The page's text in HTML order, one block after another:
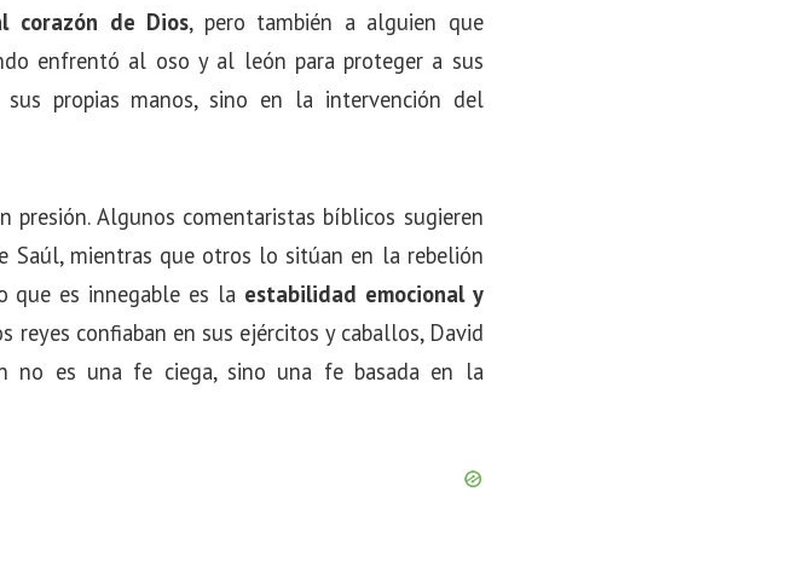
corazón de Dios, pero también a alguien que
enfrentó al oso y al león para proteger a sus
propias manos, sino en la intervención del
Algunos comentaristas bíblicos sugieren
Saúl, mientras que otros lo sitúan en la rebelión
que es innegable es la estabilidad emocional y
confiaban en sus ejércitos y caballos, David
no es una fe ciega, sino una fe basada en la